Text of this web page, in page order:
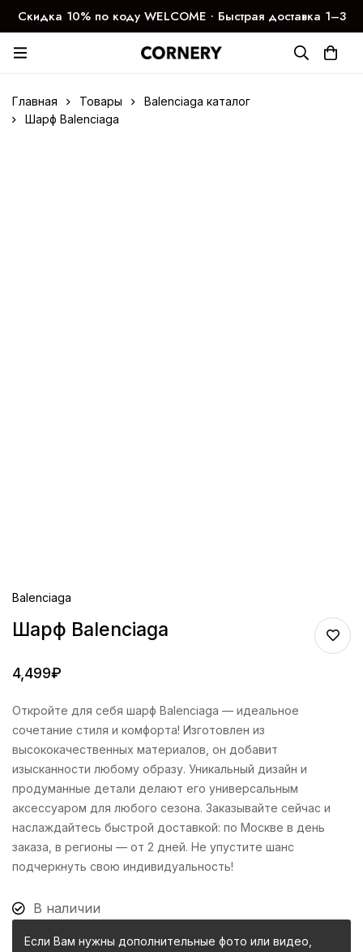
Скидка 10% по коду WELCOME ∙ Быстрая доставка 1–3
дня
Главная Товары
Balenciaga каталог
Шарф Balenciaga
Balenciaga
Шарф Balenciaga
4,499₽
Откройте для себя шарф Balenciaga — идеальное
сочетание стиля и комфорта! Изготовлен из
высококачественных материалов, он добавит
изысканности любому образу. Уникальный дизайн и
продуманные детали делают его универсальным
аксессуаром для любого сезона. Заказывайте сейчас и
наслаждайтесь быстрой доставкой: по Москве в день
заказа, в регионы — от 2 дней. Не упустите шанс
подчеркнуть свою индивидуальность!
В наличии
Если Вам нужны дополнительные фото или видео,